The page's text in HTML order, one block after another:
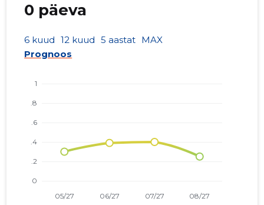
0 päeva
6 kuud 12 kuud 5 aastat MAX
Prognoos